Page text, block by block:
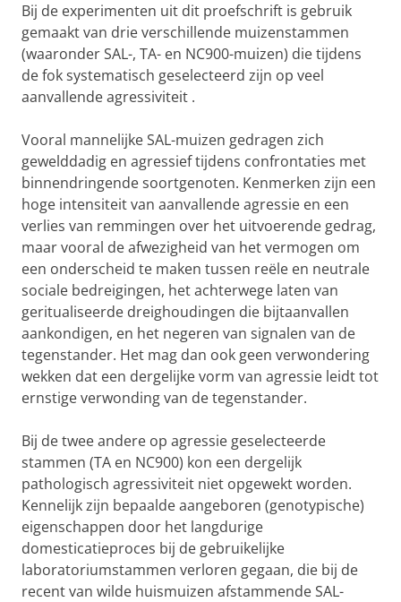
Bij de experimenten uit dit proefschrift is gebruik
gemaakt van drie verschillende muizenstammen
(waaronder SAL-, TA- en NC900-muizen) die tijdens
de fok systematisch geselecteerd zijn op veel
aanvallende agressiviteit .
Vooral mannelijke SAL-muizen gedragen zich
gewelddadig en agressief tijdens confrontaties met
binnendringende soortgenoten. Kenmerken zijn een
hoge intensiteit van aanvallende agressie en een
verlies van remmingen over het uitvoerende gedrag,
maar vooral de afwezigheid van het vermogen om
een onderscheid te maken tussen reële en neutrale
sociale bedreigingen, het achterwege laten van
geritualiseerde dreighoudingen die bijtaanvallen
aankondigen, en het negeren van signalen van de
tegenstander. Het mag dan ook geen verwondering
wekken dat een dergelijke vorm van agressie leidt tot
ernstige verwonding van de tegenstander.
Bij de twee andere op agressie geselecteerde
stammen (TA en NC900) kon een dergelijk
pathologisch agressiviteit niet opgewekt worden.
Kennelijk zijn bepaalde aangeboren (genotypische)
eigenschappen door het langdurige
domesticatieproces bij de gebruikelijke
laboratoriumstammen verloren gegaan, die bij de
recent van wilde huismuizen afstammende SAL-